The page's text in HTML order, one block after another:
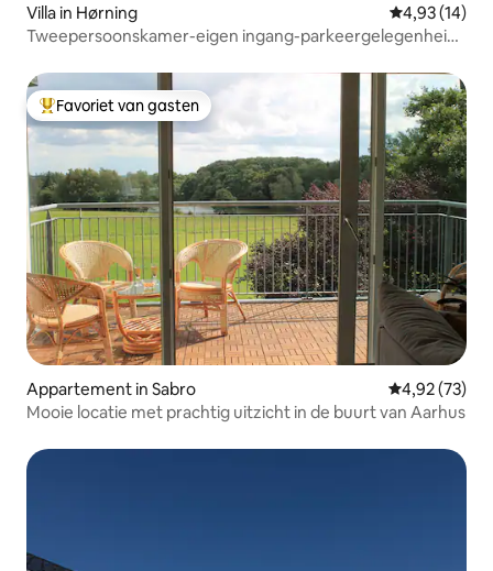
Villa in Hørning Gemiddelde
4,93 (14)
Tweepersoonskamer-eigen ingang-parkeergelegenheid,
Topfavoriet van gasten
Favoriet van gasten
Appartement in Sabro Gemiddelde
4,92 (73)
Mooie locatie met prachtig uitzicht in de buurt van Aarhus